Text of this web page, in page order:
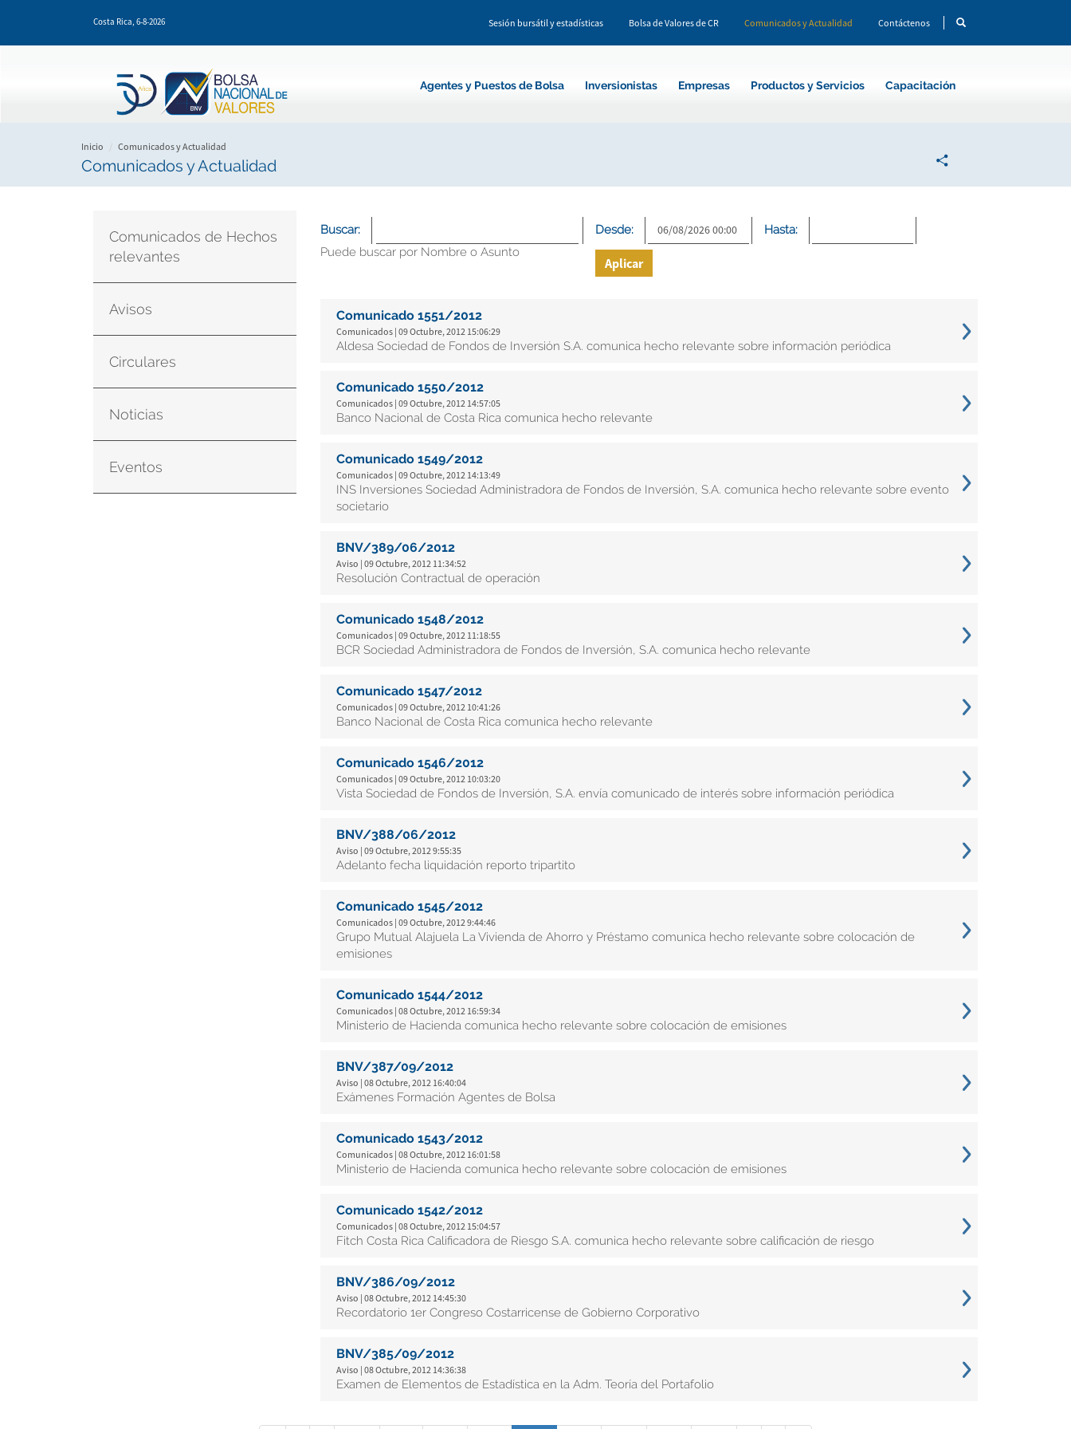
Costa Rica, 6-8-2026 Sesión bursátil y estadísticas Bolsa de Valores de CR Comunicados y Actualidad Contáctenos
Agentes y Puestos de Bolsa Inversionistas Empresas Productos y Servicios Capacitación
Inicio Comunicados y Actualidad
Comunicados y Actualidad
Comunicados de Hechos
relevantes
Avisos
Circulares
Noticias
Eventos
Buscar:
Puede buscar por Nombre o Asunto
Desde: Hasta:
Aplicar
Comunicado 1551/2012
Comunicados | 09 Octubre, 2012 15:06:29
Aldesa Sociedad de Fondos de Inversión S.A. comunica hecho relevante sobre información periódica
Comunicado 1550/2012
Comunicados | 09 Octubre, 2012 14:57:05
Banco Nacional de Costa Rica comunica hecho relevante
Comunicado 1549/2012
Comunicados | 09 Octubre, 2012 14:13:49
INS Inversiones Sociedad Administradora de Fondos de Inversión, S.A. comunica hecho relevante sobre evento
societario
BNV/389/06/2012
Aviso | 09 Octubre, 2012 11:34:52
Resolución Contractual de operación
Comunicado 1548/2012
Comunicados | 09 Octubre, 2012 11:18:55
BCR Sociedad Administradora de Fondos de Inversión, S.A. comunica hecho relevante
Comunicado 1547/2012
Comunicados | 09 Octubre, 2012 10:41:26
Banco Nacional de Costa Rica comunica hecho relevante
Comunicado 1546/2012
Comunicados | 09 Octubre, 2012 10:03:20
Vista Sociedad de Fondos de Inversión, S.A. envía comunicado de interés sobre información periódica
BNV/388/06/2012
Aviso | 09 Octubre, 2012 9:55:35
Adelanto fecha liquidación reporto tripartito
Comunicado 1545/2012
Comunicados | 09 Octubre, 2012 9:44:46
Grupo Mutual Alajuela La Vivienda de Ahorro y Préstamo comunica hecho relevante sobre colocación de
emisiones
Comunicado 1544/2012
Comunicados | 08 Octubre, 2012 16:59:34
Ministerio de Hacienda comunica hecho relevante sobre colocación de emisiones
BNV/387/09/2012
Aviso | 08 Octubre, 2012 16:40:04
Exámenes Formación Agentes de Bolsa
Comunicado 1543/2012
Comunicados | 08 Octubre, 2012 16:01:58
Ministerio de Hacienda comunica hecho relevante sobre colocación de emisiones
Comunicado 1542/2012
Comunicados | 08 Octubre, 2012 15:04:57
Fitch Costa Rica Calificadora de Riesgo S.A. comunica hecho relevante sobre calificación de riesgo
BNV/386/09/2012
Aviso | 08 Octubre, 2012 14:45:30
Recordatorio 1er Congreso Costarricense de Gobierno Corporativo
BNV/385/09/2012
Aviso | 08 Octubre, 2012 14:36:38
Examen de Elementos de Estadística en la Adm. Teoría del Portafolio